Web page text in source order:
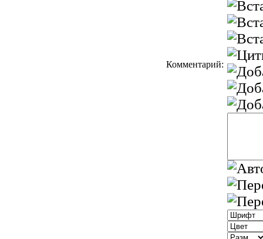
Комментарий: